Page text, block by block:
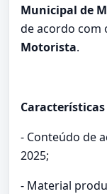
Municipal de
de acordo com
Motorista.
Características
- Conteúdo de
2025;
- Material